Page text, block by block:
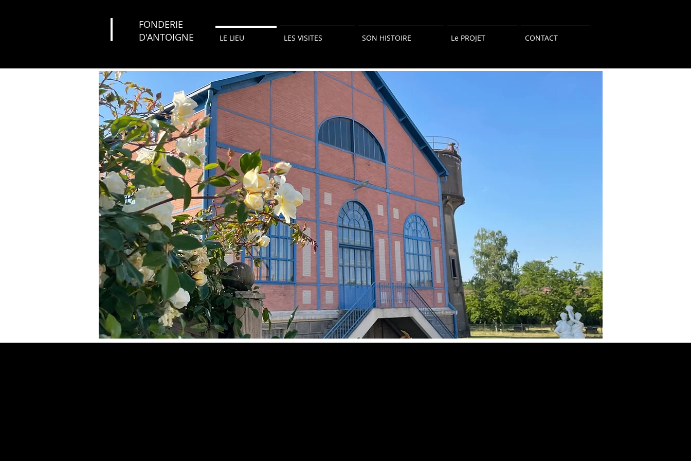
FONDERIE
D'ANTOIGNE
LE LIEU LES VISITES SON HISTOIRE Le PROJET CONTACT